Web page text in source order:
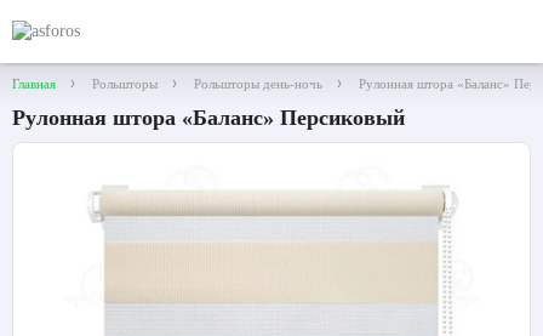
Главная Рольшторы Рольшторы день-ночь Рулонная штора «Баланс»
Рулонная штора «Баланс» Персиковый